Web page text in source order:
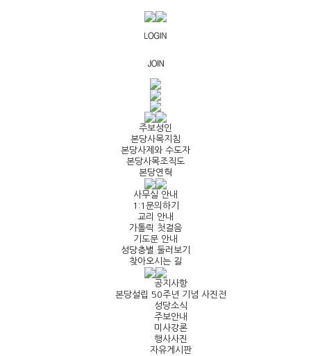
주보성인
본당사목지침
본당사제와 수도자
본당사목조직도
본당연혁
사무실 안내
1:1문의하기
교리 안내
가톨릭 첫걸음
기도문 안내
성당층별 둘러보기
찾아오시는 길
공지사항
본당설립 50주년 기념 사진전
성당소식
주보안내
미사강론
행사사진
자유게시판